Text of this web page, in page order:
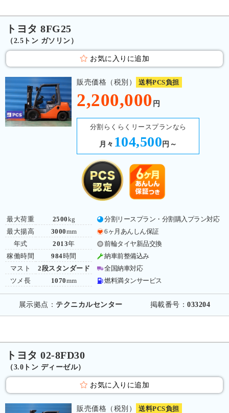
トヨタ 8FG25
（2.5トン ガソリン）
お気に入りに追加
販売価格（税別） 送料PCS負担
2,200,000 円
分割らくらくリースプランなら
月々 104,500 円～
最大荷重
最大揚高
年式
稼働時間
マスト
ツメ長
2500kg
3000mm
2013年
984時間
2段スタンダード
1070mm
分割リースプラン・分割購入プラン対応
6ヶ月あんしん保証
前輪タイヤ新品交換
納車前整備込み
全国納車対応
燃料満タンサービス
展示拠点： テクニカルセンター 掲載番号：033204
トヨタ 02-8FD30
（3.0トン ディーゼル）
お気に入りに追加
販売価格（税別） 送料PCS負担